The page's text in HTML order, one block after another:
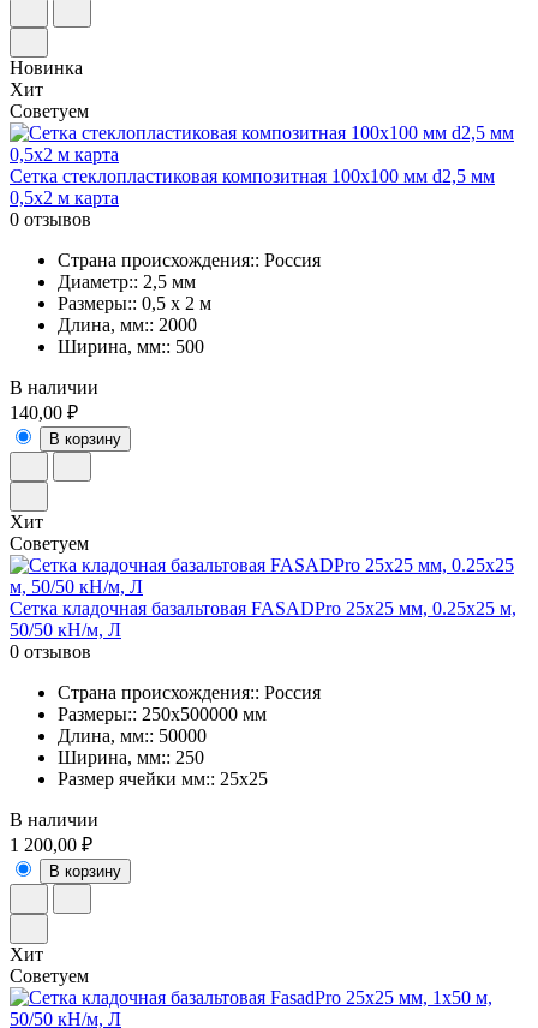
Новинка
Хит
Советуем
Сетка стеклопластиковая композитная 100х100 мм d2,5 мм
0,5х2 м карта
0 отзывов
Страна происхождения:: Россия
Диаметр:: 2,5 мм
Размеры:: 0,5 x 2 м
Длина, мм:: 2000
Ширина, мм:: 500
В наличии
140,00 ₽
В корзину
Хит
Советуем
Сетка кладочная базальтовая FASADPro 25х25 мм, 0.25х25 м,
50/50 кН/м, Л
0 отзывов
Страна происхождения:: Россия
Размеры:: 250х500000 мм
Длина, мм:: 50000
Ширина, мм:: 250
Размер ячейки мм:: 25х25
В наличии
1 200,00 ₽
В корзину
Хит
Советуем